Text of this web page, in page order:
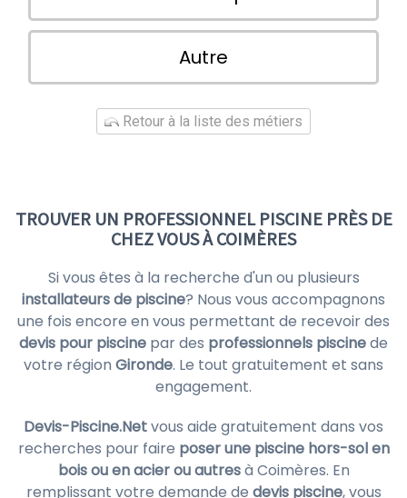
Autre
Retour à la liste des métiers
TROUVER UN PROFESSIONNEL PISCINE PRÈS DE
CHEZ VOUS À COIMÈRES
Si vous êtes à la recherche d'un ou plusieurs
installateurs de piscine? Nous vous accompagnons
une fois encore en vous permettant de recevoir des
devis pour piscine par des professionnels piscinede
votre région Gironde. Le tout gratuitement et sans
engagement.
Devis-Piscine.Netvous aide gratuitement dans vos
recherches pour faire poser une piscine hors-sol en
bois ou en acier ou autresà Coimères. En
remplissant votre demande de devis piscine, vous